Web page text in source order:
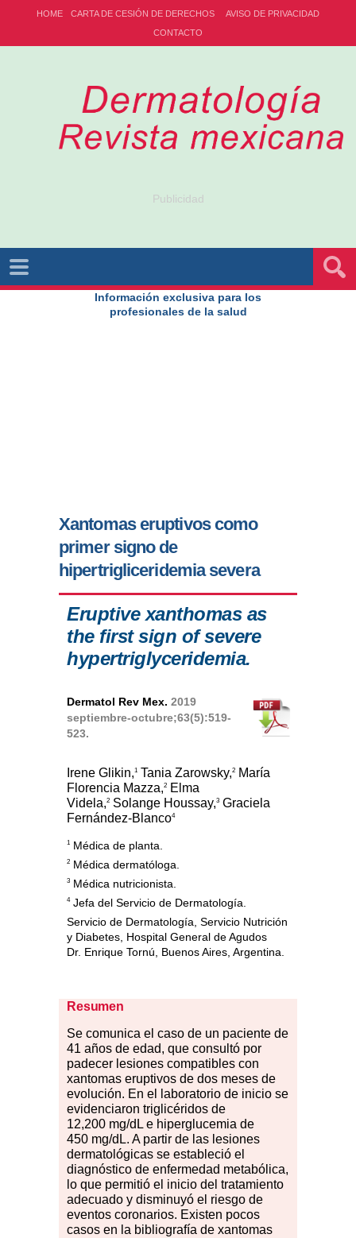
HOME CARTA DE CESIÓN DE DERECHOS
AVISO DE PRIVACIDAD
CONTACTO
Publicidad
Información exclusiva para los
profesionales de la salud
Xantomas eruptivos como
primer signo de
hipertrigliceridemia severa
Eruptive xanthomas as
the first sign of severe
hypertriglyceridemia.
Dermatol Rev Mex. 2019
septiembre-octubre;63(5):519-
523.
Irene Glikin,1 Tania Zarowsky,2
María
Florencia Mazza,2
Elma
Videla,2 Solange Houssay,3 Graciela
Fernández-Blanco4
1 Médica de planta.
2 Médica dermatóloga.
3 Médica nutricionista.
4Jefa del Servicio de Dermatología.
Servicio de Dermatología, Servicio Nutrición
y Diabetes, Hospital General de Agudos
Dr. Enrique Tornú, Buenos Aires, Argentina.
Resumen
Se comunica el caso de un paciente de
41 años de edad, que consultó por
padecer lesiones compatibles con
xantomas eruptivos de dos meses de
evolución. En el laboratorio de inicio se
evidenciaron triglicéridos de
12,200 mg/dL e hiperglucemia de
450 mg/dL. A partir de las lesiones
dermatológicas se estableció el
diagnóstico de enfermedad metabólica,
lo que permitió el inicio del tratamiento
adecuado y disminuyó el riesgo de
eventos coronarios. Existen pocos
casos en la bibliografía de xantomas